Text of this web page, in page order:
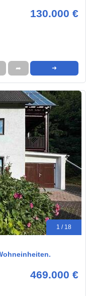
130.000 €
➦ ➜
1 / 18
469.000 €